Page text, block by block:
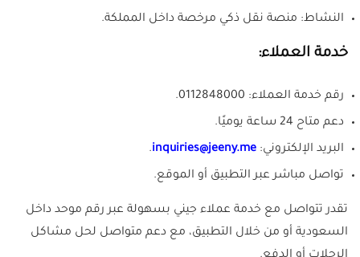
النشاط: منصة نقل ذكي مرخصة داخل المملكة.
خدمة العملاء:
رقم خدمة العملاء: 0112848000.
دعم متاح 24 ساعة يوميًا.
البريد الإلكتروني: inquiries@jeeny.me
.
تواصل مباشر عبر التطبيق أو الموقع.
تقدر تتواصل مع خدمة عملاء جيني بسهولة عبر رقم موحد داخل
السعودية أو من خلال التطبيق، مع دعم متواصل لحل مشاكل